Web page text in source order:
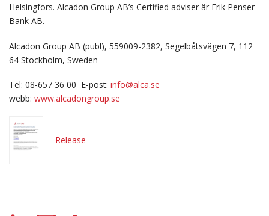
Helsingfors. Alcadon Group AB’s Certified adviser är Erik Penser
Bank AB.
Alcadon Group AB (publ), 559009-2382, Segelbåtsvägen 7, 112
64 Stockholm, Sweden
Tel: 08-657 36 00 E-post: info@alca.se
webb: www.alcadongroup.se
Release